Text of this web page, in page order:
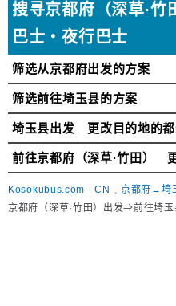
搜寻京都府（深草·
巴士・夜行巴士
筛选从京都府出发的方案
筛选前往埼玉县的方案
埼玉县出发 更改目的地的都
前往京都府（深草·竹田）
Kosokubus.com - CN
京都府→埼
京都府（深草·竹田）出发⇒前往埼玉